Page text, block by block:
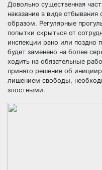
Довольно существенная
наказание в виде
образом. Регулярные
попытки скрыться от
инспекции рано или поздно
будет заменено на более
ходить на обязательные
принято решение об
лишением свободы,
злостными.